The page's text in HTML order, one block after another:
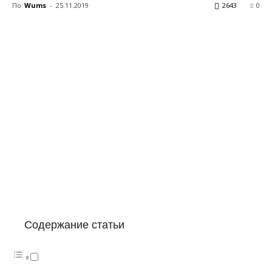
По Wums - 25.11.2019 0
2643
Содержание статьи